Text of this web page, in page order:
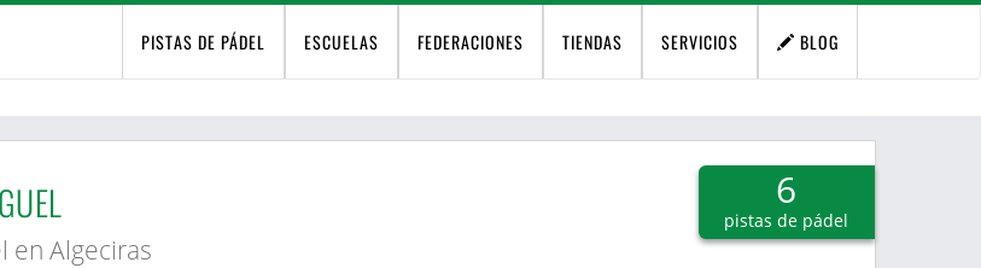
PISTAS DE PÁDEL ESCUELAS FEDERACIONES TIENDAS SERVICIOS BLOG
en Algeciras
6
pistas de pádel